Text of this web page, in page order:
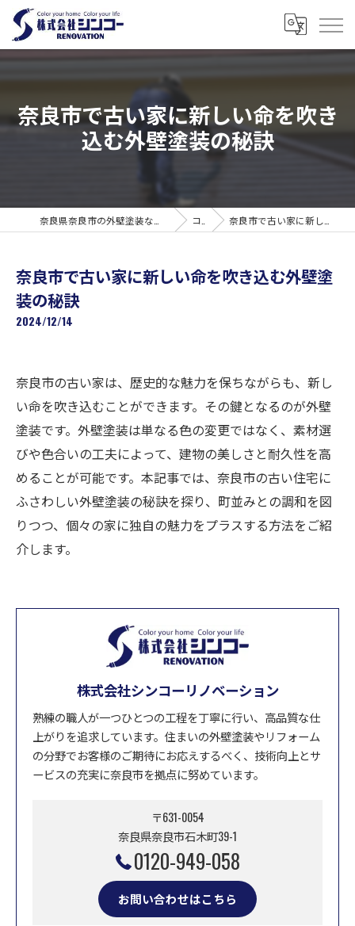
奈良市で古い家に新しい命を吹き
込む外壁塗装の秘訣
コラム 奈良市で古い家に新しい命を吹き込む外壁塗装の秘訣
奈良市で古い家に新しい命を吹き込む外壁塗
装の秘訣
2024/12/14
奈良市の古い家は、歴史的な魅力を保ちながらも、新し
い命を吹き込むことができます。その鍵となるのが外壁
塗装です。外壁塗装は単なる色の変更ではなく、素材選
びや色合いの工夫によって、建物の美しさと耐久性を高
めることが可能です。本記事では、奈良市の古い住宅に
ふさわしい外壁塗装の秘訣を探り、町並みとの調和を図
りつつ、個々の家に独自の魅力をプラスする方法をご紹
介します。
株式会社シンコーリノベーション
熟練の職人が一つひとつの工程を丁寧に行い、高品質な仕
上がりを追求しています。住まいの外壁塗装やリフォーム
の分野でお客様のご期待にお応えするべく、技術向上とサ
ービスの充実に奈良市を拠点に努めています。
〒631-0054
奈良県奈良市石木町39-1
0120-949-058
お問い合わせはこちら